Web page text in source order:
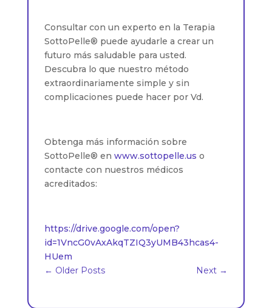
Consultar con un experto en la Terapia
SottoPelle® puede ayudarle a crear un
futuro más saludable para usted.
Descubra lo que nuestro método
extraordinariamente simple y sin
complicaciones puede hacer por Vd.
Obtenga más información sobre
SottoPelle® enwww.sottopelle.us o
contacte con nuestros médicos
acreditados:
https://drive.google.com/open?
id=1VncG0vAxAkqTZIQ3yUMB43hcas4-
HUem
← Older Posts Next→